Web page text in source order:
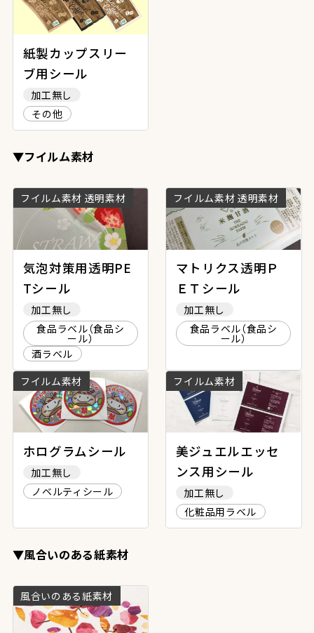
紙製カップスリー
ブ用シール
加工無し
その他
▼フイルム素材
フイルム素材 透明素材
気泡対策用透明PE
Tシール
加工無し
食品ラベル（食品シ
ール）
酒ラベル
フイルム素材 透明素材
マトリクス透明Ｐ
ＥＴシール
加工無し
食品ラベル（食品シ
ール）
フイルム素材
ホログラムシール
加工無し
ノベルティシール
フイルム素材
美ジュエルエッセ
ンス用シール
加工無し
化粧品用ラベル
▼風合いのある紙素材
風合いのある紙素材